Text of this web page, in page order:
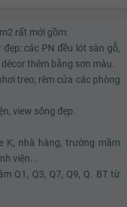
rất mới gồm:
các PN đều lót sàn gỗ,
thêm bằng sơn màu.
treo, rèm cửa các phòng
view sông đẹp.
K, nhà hàng, trường mầm
viện...
Q1, Q3, Q7, Q9, Q. BT từ